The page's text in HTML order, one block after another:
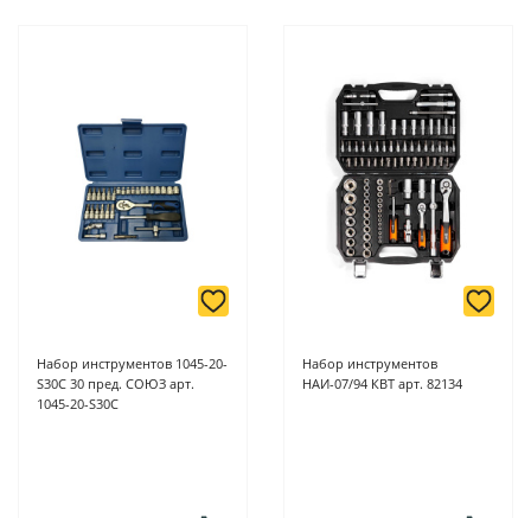
Набор инструментов 1045-20-
S30C 30 пред. СОЮЗ арт.
1045-20-S30C
Набор инструментов
НАИ-07/94 КВТ арт. 82134